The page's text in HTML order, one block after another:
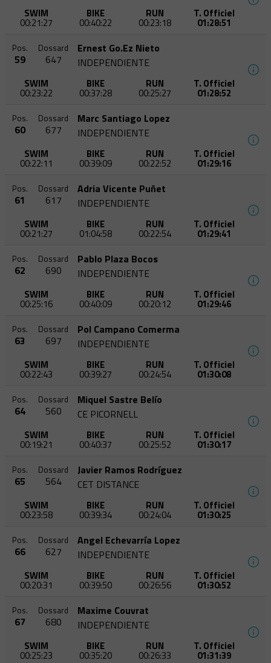
SWIM
00:21:27
BIKE
00:40:22
RUN
00:23:18
T. Officiel
01:28:51
Pos.
59
Dossard
647
Ernest Go.Ez Nieto
INDEPENDIENTE
SWIM
00:23:22
BIKE
00:37:28
RUN
00:25:27
T. Officiel
01:28:52
Pos.
60
Dossard
677
Marc Santiago Lopez
INDEPENDIENTE
SWIM
00:22:11
BIKE
00:39:09
RUN
00:22:52
T. Officiel
01:29:16
Pos.
61
Dossard
617
Adria Vicente Puñet
INDEPENDIENTE
SWIM
00:21:27
BIKE
01:04:58
RUN
00:22:54
T. Officiel
01:29:41
Pos.
62
Dossard
690
Pablo Plaza Bocos
INDEPENDIENTE
SWIM
00:25:16
BIKE
00:40:09
RUN
00:20:12
T. Officiel
01:29:46
Pos.
63
Dossard
697
Pol Campano Comerma
INDEPENDIENTE
SWIM
00:22:43
BIKE
00:39:27
RUN
00:24:54
T. Officiel
01:30:08
Pos.
64
Dossard
560
Miquel Sastre Belío
CE PICORNELL
SWIM
00:19:21
BIKE
00:40:37
RUN
00:25:52
T. Officiel
01:30:17
Pos.
65
Dossard
564
Javier Ramos Rodríguez
CET DISTANCE
SWIM
00:23:58
BIKE
00:39:34
RUN
00:24:04
T. Officiel
01:30:25
Pos.
66
Dossard
627
Angel Echevarría Lopez
INDEPENDIENTE
SWIM
00:20:31
BIKE
00:39:50
RUN
00:26:56
T. Officiel
01:30:52
Pos.
67
Dossard
680
Maxime Couvrat
INDEPENDIENTE
SWIM
00:25:23
BIKE
00:35:20
RUN
00:26:33
T. Officiel
01:31:39